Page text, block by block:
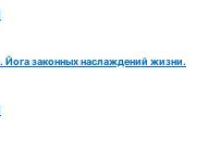
Йога законных наслаждений жизни.